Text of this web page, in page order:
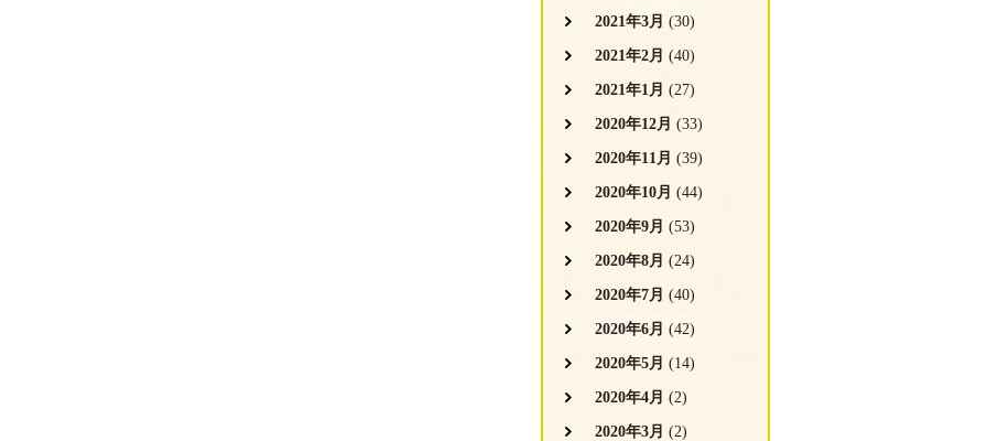
2021年3月 (30)
2021年2月 (40)
2021年1月 (27)
2020年12月 (33)
2020年11月 (39)
2020年10月 (44)
2020年9月 (53)
2020年8月 (24)
2020年7月 (40)
2020年6月 (42)
2020年5月 (14)
2020年4月 (2)
2020年3月 (2)